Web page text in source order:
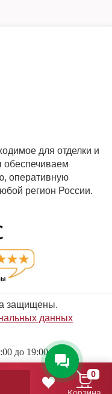
для отделки и
оперативную
регион России.
защищены.
данных
до 19:00
защищены.
0